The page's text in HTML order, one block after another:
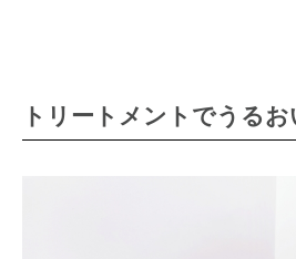
トリートメントでうる